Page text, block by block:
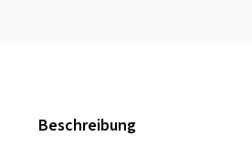
Beschreibung